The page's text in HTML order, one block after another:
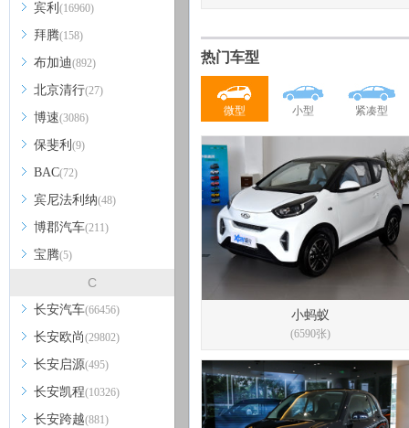
宾利 (16960)
拜腾(158)
布加迪(892)
北京清行(27)
博速(3086)
保斐利 (9)
BAC(72)
宾尼法利纳(48)
博郡汽车(211)
宝腾(5)
C
长安汽车(66456)
长安欧尚(29802)
长安启源(495)
长安凯程(10326)
长安跨越(881)
热门车型
微型 小型 紧凑型
小蚂蚁
(6590张)